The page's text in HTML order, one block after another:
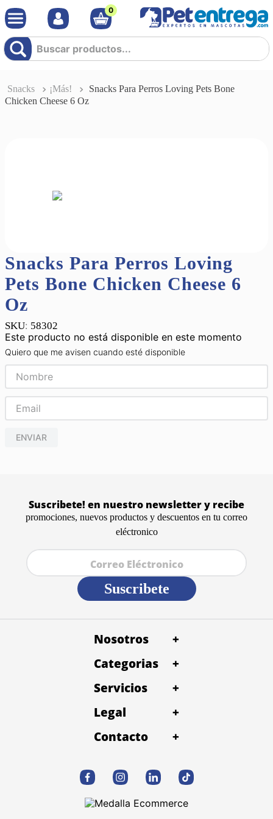
0
Buscar productos...
Snacks ¡Más!
Snacks Para Perros Loving Pets Bone
Chicken Cheese 6 Oz
Snacks Para Perros Loving
Pets Bone Chicken Cheese 6
Oz
: 58302
Este producto no está disponible en este momento
Quiero que me avisen cuando esté disponible
ENVIAR
Suscribete! en nuestro newsletter y recibe
promociones, nuevos productos y descuentos en tu correo
eléctronico
Suscribete
Nosotros
+
Categorias
+
Servicios
+
Legal
+
Contacto
+